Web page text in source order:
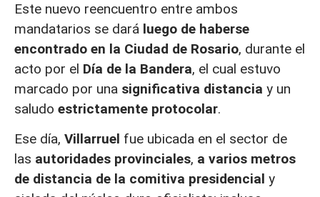
Este nuevo reencuentro entre ambos
mandatarios se dará luego de haberse
encontrado en la Ciudad de Rosario, durante el
acto por el Día de la Bandera, el cual estuvo
marcado por una significativa distancia y un
saludo estrictamente protocolar.
Ese día, Villarruel fue ubicada en el sector de
las autoridades provinciales, a varios metros
de distancia de la comitiva presidencial y